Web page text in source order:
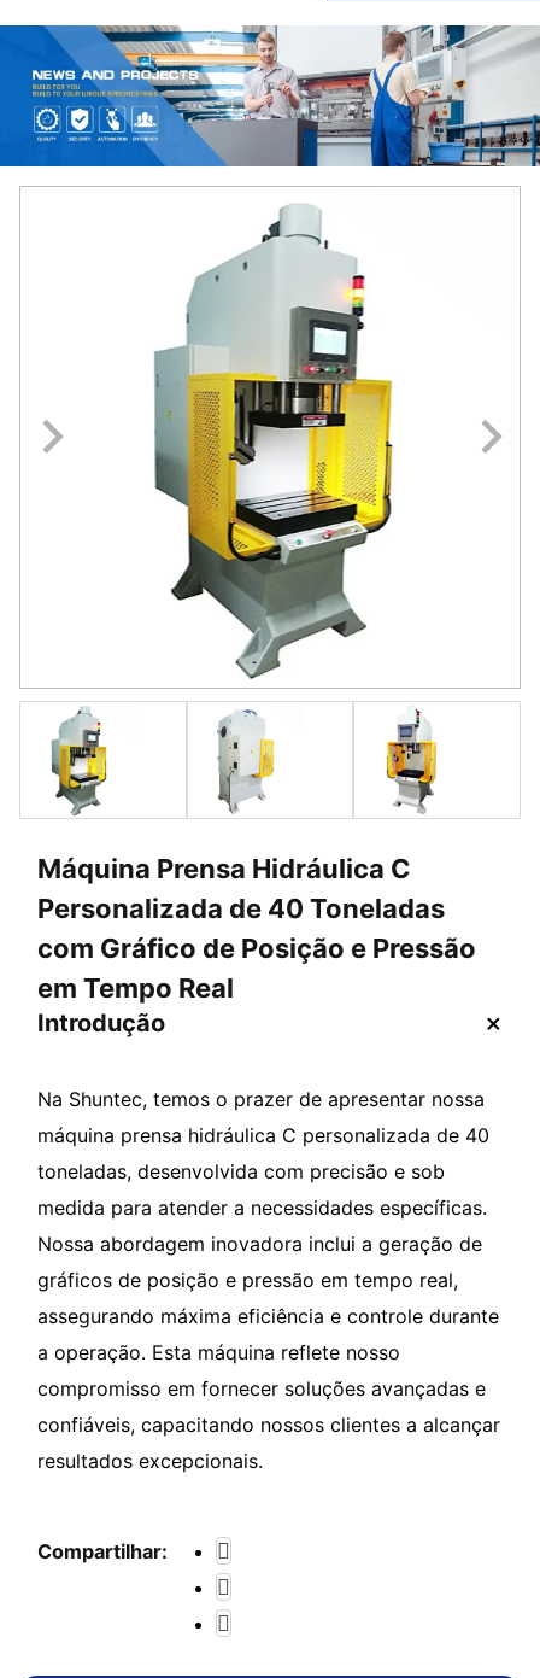
Máquina Prensa Hidráulica C
Personalizada de 40 Toneladas
com Gráfico de Posição e Pressão
em Tempo Real
Introdução
Na Shuntec, temos o prazer de apresentar nossa
máquina prensa hidráulica C personalizada de 40
toneladas, desenvolvida com precisão e sob
medida para atender a necessidades específicas.
Nossa abordagem inovadora inclui a geração de
gráficos de posição e pressão em tempo real,
assegurando máxima eficiência e controle durante
a operação. Esta máquina reflete nosso
compromisso em fornecer soluções avançadas e
confiáveis, capacitando nossos clientes a alcançar
resultados excepcionais.
Compartilhar: